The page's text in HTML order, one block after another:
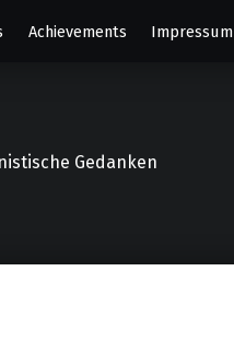
Achievements Impressum
Gedanken